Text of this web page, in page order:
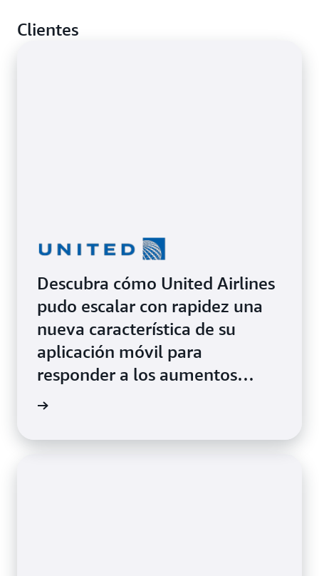
Clientes
Descubra cómo United Airlines
pudo escalar con rapidez una
nueva característica de su
aplicación móvil para
responder a los aumentos
repentinos en el uso de los
con AWS Fargate